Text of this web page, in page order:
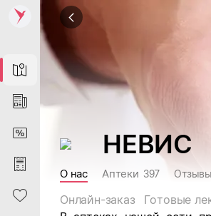
Map
News
DiscountCard
Purchases
Heart
НЕВИС
О нас Аптеки 397 Отзывы
Онлайн-заказ Готовые